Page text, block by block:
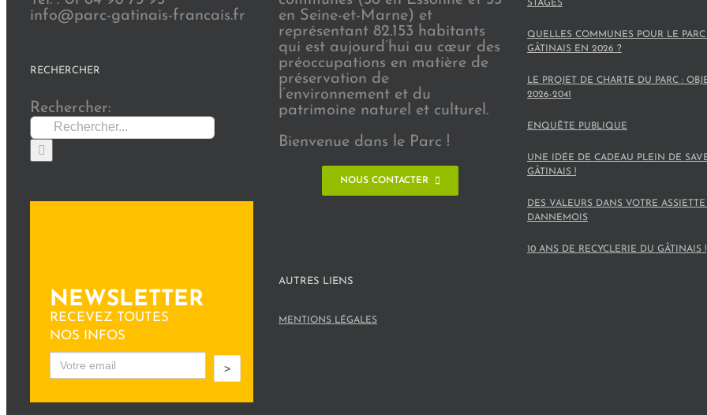
info@parc-gatinais-francais.fr
RECHERCHER
Rechercher:
NEWSLETTER
RECEVEZ TOUTES
NOS INFOS
>
en Seine-et-Marne) et
représentant 82.153 habitants
qui est aujourd’hui au cœur des
préoccupations en matière de
préservation de
l’environnement et du
patrimoine naturel et culturel.
Bienvenue dans le Parc !
NOUS CONTACTER
STAGES
QUELLES COMMUNES POUR LE PARC
GÂTINAIS EN 2026 ?
LE PROJET DE CHARTE DU PARC :
2026-2041
ENQUÊTE PUBLIQUE
UNE IDÉE DE CADEAU PLEIN DE
GÂTINAIS !
DES VALEURS DANS VOTRE
DANNEMOIS
10 ANS DE RECYCLERIE DU GÂTINAIS !
AUTRES LIENS
MENTIONS LÉGALES